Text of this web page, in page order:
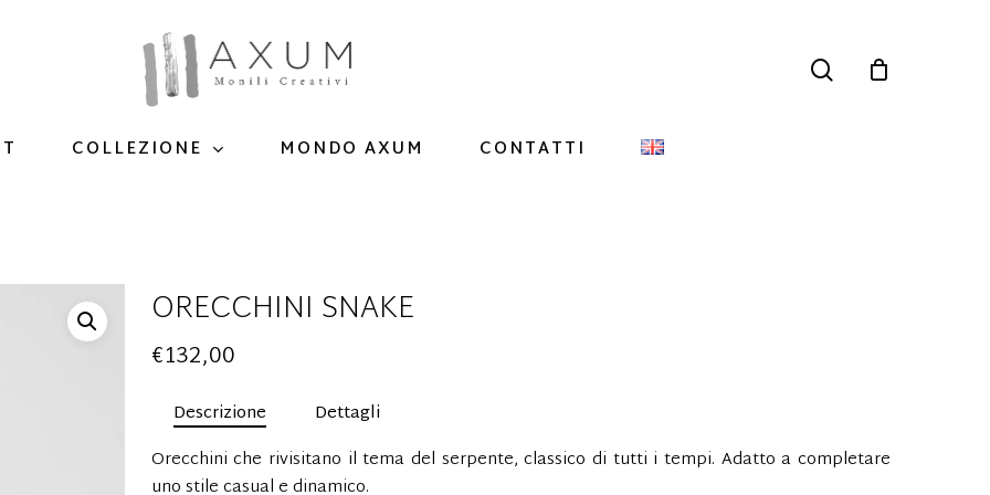
COLLEZIONE MONDO AXUM CONTATTI
ORECCHINI SNAKE
€132,00
Descrizione
Dettagli
Orecchini che rivisitano il tema del serpente, classico di tutti i tempi. Adatto a completare
uno stile casual e dinamico.